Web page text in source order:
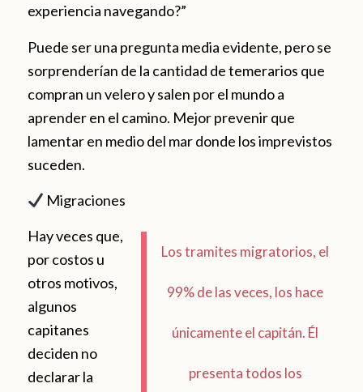
experiencia navegando?”
Puede ser una pregunta media evidente, pero se
sorprenderían de la cantidad de temerarios que
compran un velero y salen por el mundo a
aprender en el camino. Mejor prevenir que
lamentar en medio del mar donde los imprevistos
suceden.
Migraciones
Los tramites migratorios, el
99% de las veces, los hace
únicamente el capitán. Él
presenta todos los
Hay veces que,
por costos u
otros motivos,
algunos
capitanes
deciden no
declarar la